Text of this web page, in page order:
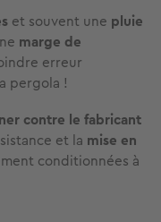
et souvent une pluie
marge de
erreur
pergola !
contre le fabricant
et la mise en
conditionnées à